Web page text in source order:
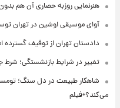
هنرنمایی روزبه حصاری آن هم بدون
آوای موسیقی اوشین در تهران
دادستان تهران از توقیف
تغییر در شرایط بازنشستگی؛ شرط
شاهکار طبیعت در دل سنگ؛
می‌کند؟+فیلم